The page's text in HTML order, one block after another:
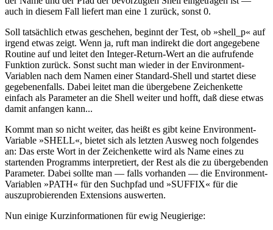
auch in diesem Fall liefert man eine 1 zurück, sonst 0.
Soll tatsächlich etwas geschehen, beginnt der Test, ob »shell_p« auf
irgend etwas zeigt. Wenn ja, ruft man indirekt die dort angegebene
Routine auf und leitet den Integer-Return-Wert an die aufrufende
Funktion zurück. Sonst sucht man wieder in der Environment-
Variablen nach dem Namen einer Standard-Shell und startet diese
gegebenenfalls. Dabei leitet man die übergebene Zeichenkette
einfach als Parameter an die Shell weiter und hofft, daß diese etwas
damit anfangen kann...
Kommt man so nicht weiter, das heißt es gibt keine Environment-
Variable »SHELL«, bietet sich als letzten Ausweg noch folgendes
an: Das erste Wort in der Zeichenkette wird als Name eines zu
startenden Programms interpretiert, der Rest als die zu übergebenden
Parameter. Dabei sollte man — falls vorhanden — die Environment-
Variablen »PATH« für den Suchpfad und »SUFFIX« für die
auszuprobierenden Extensions auswerten.
Nun einige Kurzinformationen für ewig Neugierige: